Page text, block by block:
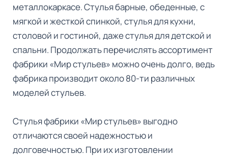
металлокаркасе. Стулья барные, обеденные, с
мягкой и жесткой спинкой, стулья для кухни,
столовой и гостиной, даже стулья для детской и
спальни. Продолжать перечислять ассортимент
фабрики «Мир стульев» можно очень долго, ведь
фабрика производит около 80-ти различных
моделей стульев.
Стулья фабрики «Мир стульев» выгодно
отличаются своей надежностью и
долговечностью. При их изготовлении